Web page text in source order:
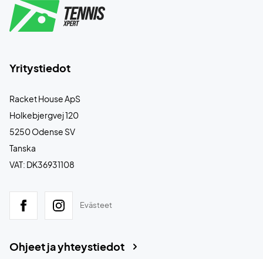
Yritystiedot
Racket House ApS
Holkebjergvej 120
5250 Odense SV
Tanska
VAT: DK36931108
Evästeet
Ohjeet ja yhteystiedot